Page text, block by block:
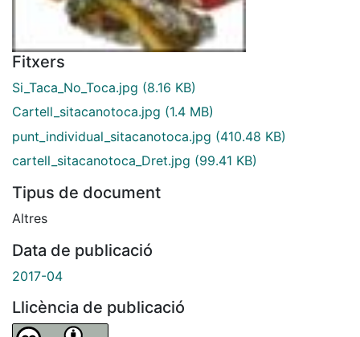
Fitxers
Si_Taca_No_Toca.jpg (8.16 KB)
Cartell_sitacanotoca.jpg (1.4 MB)
punt_individual_sitacanotoca.jpg (410.48 KB)
cartell_sitacanotoca_Dret.jpg (99.41 KB)
Tipus de document
Altres
Data de publicació
2017-04
Llicència de publicació